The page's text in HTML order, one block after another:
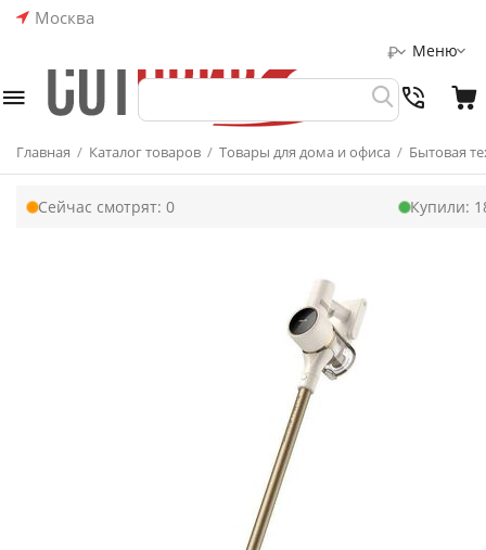
Москва
Меню
₽
Главная / Каталог товаров / Товары для дома и офиса / Бытовая
Сейчас смотрят: 0 Купили: